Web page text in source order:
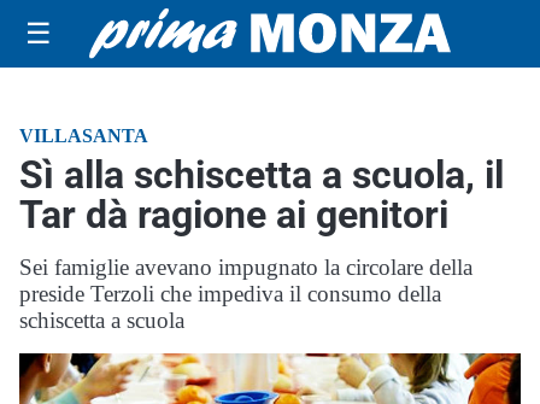
☰
VILLASANTA
Sì alla schiscetta a scuola, il
Tar dà ragione ai genitori
Sei famiglie avevano impugnato la circolare della
preside Terzoli che impediva il consumo della
schiscetta a scuola